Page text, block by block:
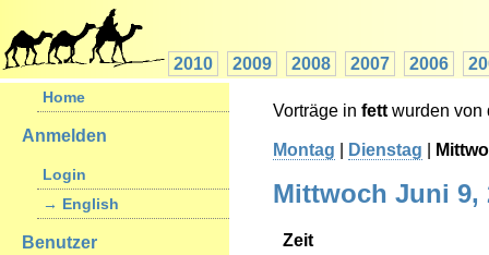
2010 2009 2008 2007 2006
Home
Anmelden
Login
→ English
Benutzer
Vorträge in fett wurden von
Montag Dienstag
Mittwoch Juni 9,
Zeit